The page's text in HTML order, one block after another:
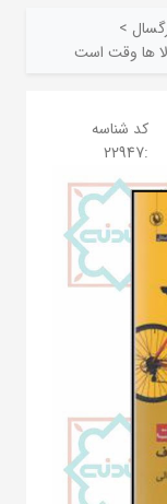
>
ها وقت است
کد شناسه
:
22947